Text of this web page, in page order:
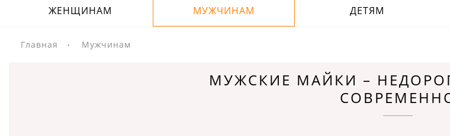
ЖЕНЩИНАМ МУЖЧИНАМ ДЕТЯМ
Главная Мужчинам
МУЖСКИЕ МАЙКИ –